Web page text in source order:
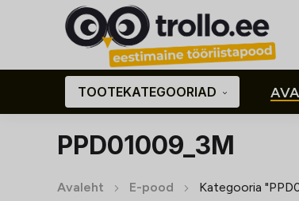
TOOTEKATEGOORIAD
PPD01009_3M
Avaleht E-pood Kategooria